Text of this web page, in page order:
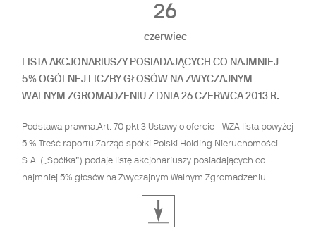
26
czerwiec
LISTA AKCJONARIUSZY POSIADAJĄCYCH CO NAJMNIEJ
5% OGÓLNEJ LICZBY GŁOSÓW NA ZWYCZAJNYM
WALNYM ZGROMADZENIU Z DNIA 26 CZERWCA 2013 R.
Podstawa prawna:Art. 70 pkt 3 Ustawy o ofercie - WZA lista powyżej
5 % Treść raportu:Zarząd spółki Polski Holding Nieruchomości
S.A. („Spółka”) podaje listę akcjonariuszy posiadających co
najmniej 5% głosów na Zwyczajnym Walnym Zgromadzeniu...